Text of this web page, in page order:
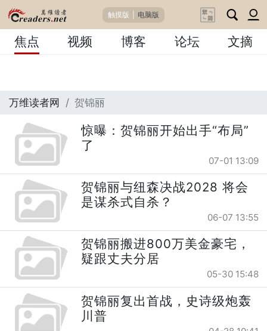
触摸版 电脑版
焦点 视频 博客 论坛 文摘
万维读者网 贺锦丽
惊曝：贺锦丽开始出手“布局”
了
07-01 13:09
贺锦丽与纽森决战2028 将会
是谋杀式自杀？
06-07 13:55
贺锦丽搬进800万美金豪宅，
疑跟丈夫分居
05-30 15:48
贺锦丽复出首战，史诗级炮轰
川普